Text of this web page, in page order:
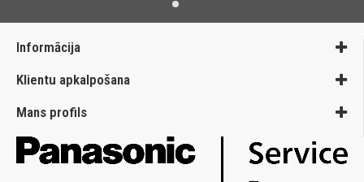
Informācija
Klientu apkalpošana
Mans profils